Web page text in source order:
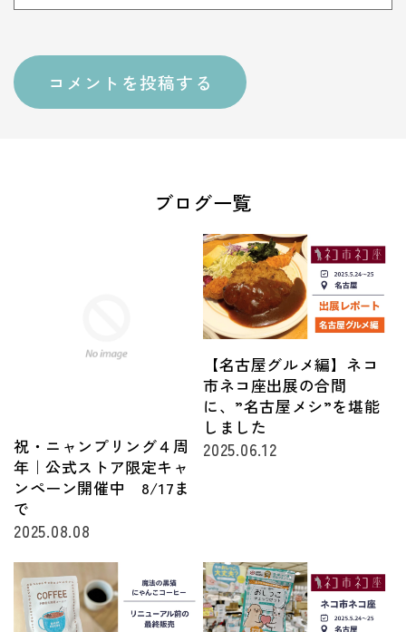
ブログ一覧
祝・ニャンプリング４周
年｜公式ストア限定キャ
ンペーン開催中 8/17ま
で
2025.08.08
【名古屋グルメ編】ネコ
市ネコ座出展の合間
に、”名古屋メシ”を堪能
しました
2025.06.12